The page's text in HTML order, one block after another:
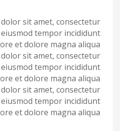
sit amet, consectetur
tempor incididunt
et dolore magna aliqua.
sit amet, consectetur
tempor incididunt
et dolore magna aliqua.
sit amet, consectetur
tempor incididunt
et dolore magna aliqua.